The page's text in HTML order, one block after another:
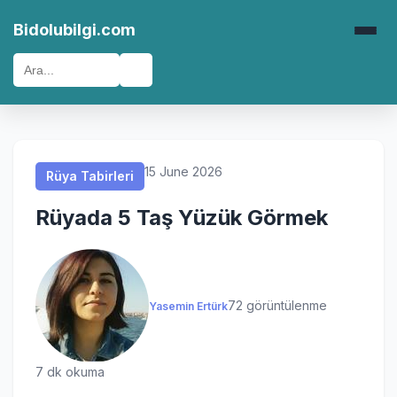
Bidolubilgi.com
Rüya Tabirleri 15 June 2026
Rüyada 5 Taş Yüzük Görmek
Yasemin Ertürk72 görüntülenme
7 dk okuma
Rüya Tabirleri
Rüya Tabirleri
Rüya Tabirleri
Rüya Tabirleri